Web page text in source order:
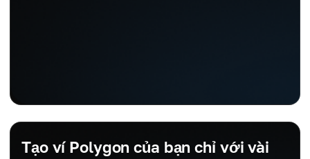
Tạo ví Polygon của bạn chỉ với vài